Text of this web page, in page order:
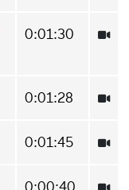
0:01:30
0:01:28
0:01:45